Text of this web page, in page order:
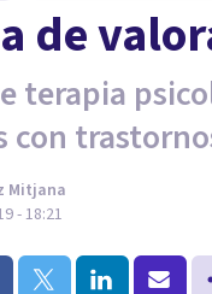
de
terapia
con
Mitjana
- 18:21